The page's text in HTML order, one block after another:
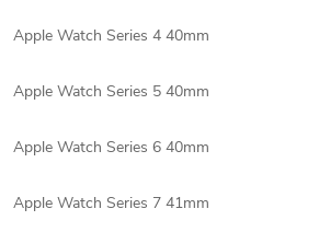
Apple Watch Series 4 40mm
Apple Watch Series 5 40mm
Apple Watch Series 6 40mm
Apple Watch Series 7 41mm